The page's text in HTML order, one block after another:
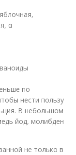
α-
по
нести пользу
В небольшом
йод, молибден
не только в